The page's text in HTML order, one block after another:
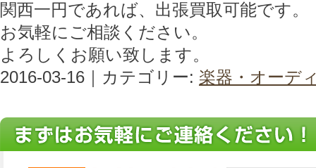
関西一円であれば、出張買取可能です。
お気軽にご相談ください。
よろしくお願い致します。
2016-03-16｜カテゴリー: 楽器・オーデ